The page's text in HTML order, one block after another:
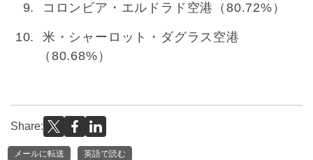
コロンビア・エルドラド空港（80.72%）
米・シャーロット・ダグラス空港
（80.68%）
Share:
メールに転送 英語で読む